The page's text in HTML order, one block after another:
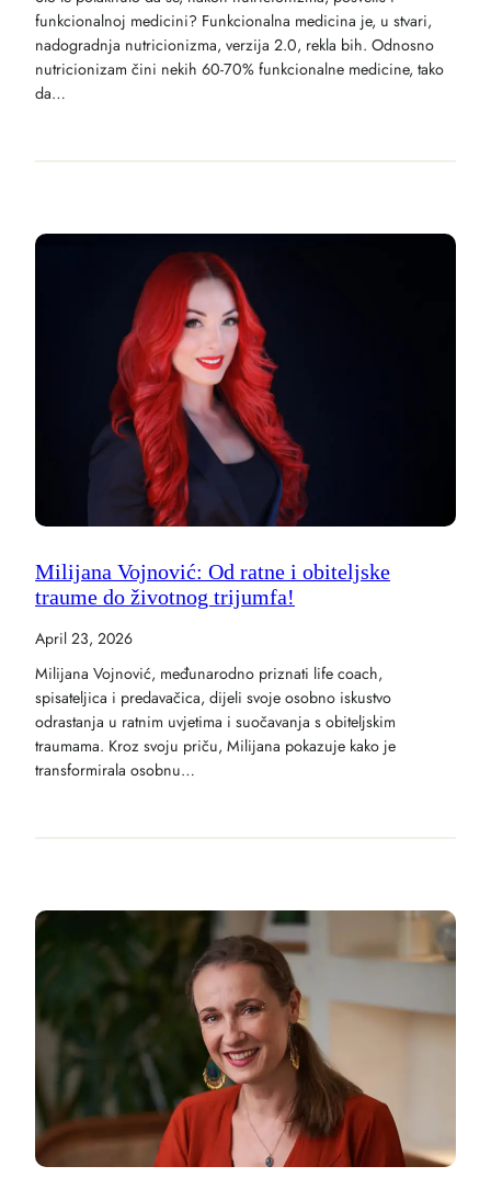
funkcionalnoj medicini? Funkcionalna medicina je, u stvari,
nadogradnja nutricionizma, verzija 2.0, rekla bih. Odnosno
nutricionizam čini nekih 60-70% funkcionalne medicine, tako
da…
Milijana Vojnović: Od ratne i obiteljske
traume do životnog trijumfa!
April 23, 2026
Milijana Vojnović, međunarodno priznati life coach,
spisateljica i predavačica, dijeli svoje osobno iskustvo
odrastanja u ratnim uvjetima i suočavanja s obiteljskim
traumama. Kroz svoju priču, Milijana pokazuje kako je
transformirala osobnu…